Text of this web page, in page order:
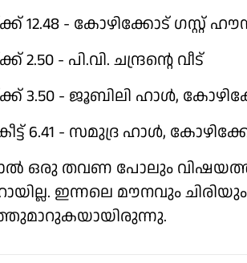
12.48 - കോഴിക്കോട് ഗസ്റ്റ്
2.50 - പി.വി. ചന്ദ്രൻ്റെ വീട്
3.50 - ജൂബിലി ഹാൾ,
6.41 - സമുദ്ര ഹാൾ,
ഒരു തവണ പോലും
ഇന്നലെ മൗനവും